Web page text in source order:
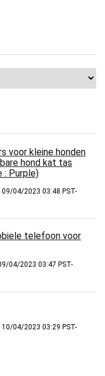
voor kleine honden
hond kat tas
: Purple)
04/2023 03:48 PST-
telefoon voor
04/2023 03:47 PST-
04/2023 03:29 PST-